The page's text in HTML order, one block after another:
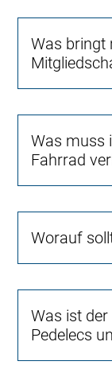
Was bringt
Was muss
Fahrrad
Worauf
Was ist
Pedelecs